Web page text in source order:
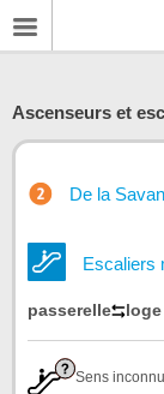
Ascenseurs et
De la
Escaliers
passerelle loge
Sens inconnu